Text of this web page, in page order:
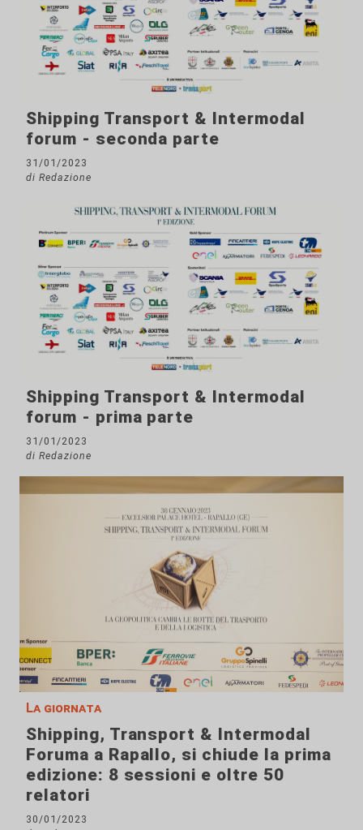
Shipping Transport & Intermodal
forum - seconda parte
31/01/2023
di Redazione
Shipping Transport & Intermodal
forum - prima parte
31/01/2023
di Redazione
La giornata
Shipping, Transport & Intermodal
Foruma a Rapallo, si chiude la prima
edizione: 8 sessioni e oltre 50
relatori
30/01/2023